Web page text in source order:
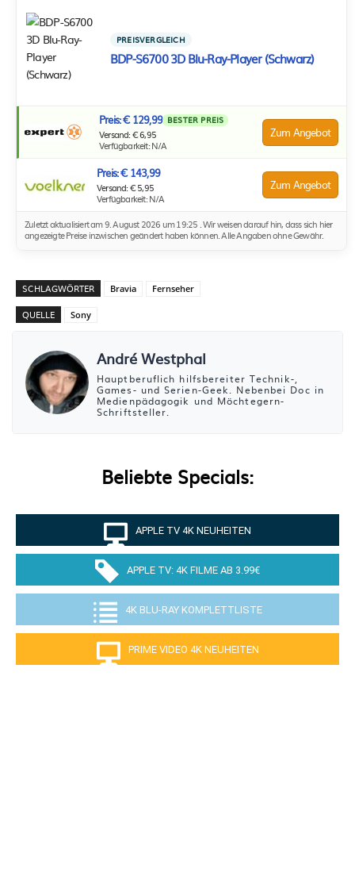
PREISVERGLEICH
BDP-S6700 3D Blu-Ray-Player (Schwarz)
Preis: € 129,99 BESTER PREIS
Versand: € 6,95
Verfügbarkeit: N/A
Zum Angebot
Preis: € 143,99
Versand: € 5,95
Verfügbarkeit: N/A
Zum Angebot
Zuletzt aktualisiert am 9. August 2026 um 19:25 . Wir weisen darauf hin, dass sich hier
angezeigte Preise inzwischen geändert haben können. Alle Angaben ohne Gewähr.
SCHLAGWÖRTER Bravia Fernseher
QUELLE Sony
André Westphal
Hauptberuflich hilfsbereiter Technik-,
Games- und Serien-Geek. Nebenbei Doc in
Medienpädagogik und Möchtegern-
Schriftsteller.
Beliebte Specials:
APPLE TV 4K NEUHEITEN
APPLE TV: 4K FILME AB 3.99€
4K BLU-RAY KOMPLETTLISTE
PRIME VIDEO 4K NEUHEITEN